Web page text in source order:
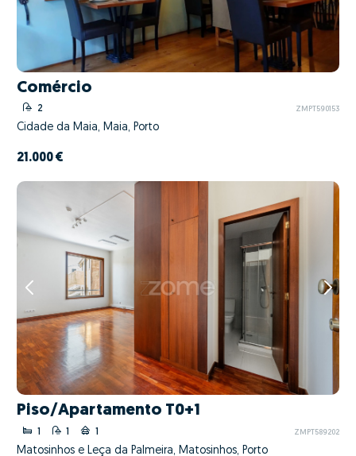
Comércio
2 ZMPT590153
Cidade da Maia, Maia, Porto
21.000 €
Piso/Apartamento T0+1
1 1 1 ZMPT589202
Matosinhos e Leça da Palmeira, Matosinhos, Porto